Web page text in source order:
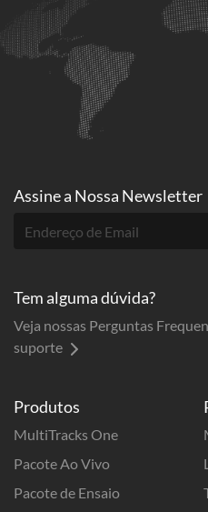
Produtos
MultiTracks One
Pacote Ao Vivo
Pacote de Ensaio
Assine a Nossa Newsletter
Tem alguma dúvida?
Veja nossas Perguntas
suporte